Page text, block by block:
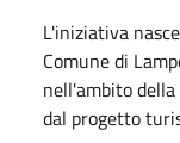
L'iniziativa
Comune di
nell'ambito
dal progetto